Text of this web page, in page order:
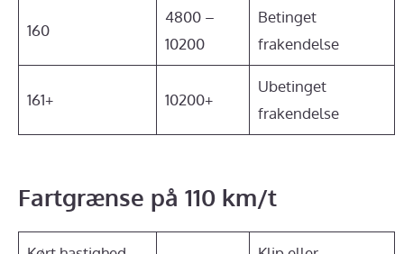
160
4800 –
10200
Betinget
frakendelse
161+ 10200+
Ubetinget
frakendelse
Fartgrænse på 110 km/t